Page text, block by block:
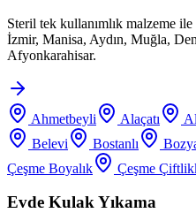
Steril tek kullanımlık malzeme
İzmir, Manisa, Aydın, Muğla,
Afyonkarahisar.
Ahmetbeyli Alaçatı
Belevi
Bostanlı
Çeşme Boyalık
Çeşme
Evde Kulak Yıkama